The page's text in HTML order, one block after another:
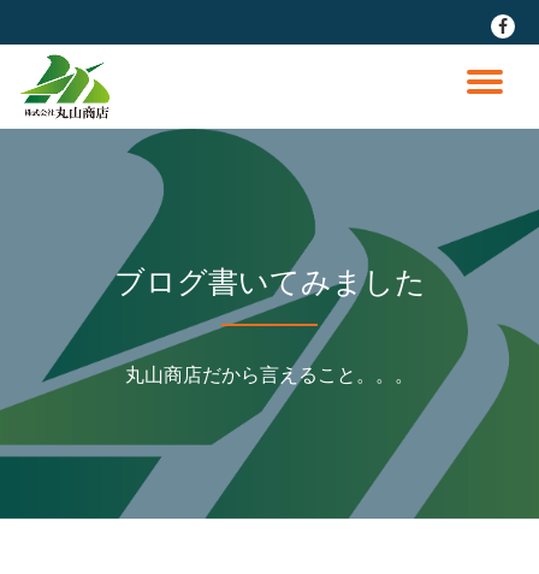
ン
fa-
ナ
ゲ
ー
シ
ョ
ブログ書いてみました
丸山商店だから言えること。。。